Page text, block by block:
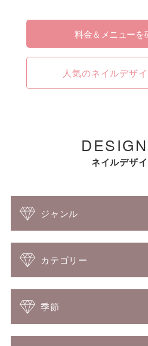
料金＆メニュー
人気のネイルデザ
ネイルデザ
ジャンル
カテゴリー
季節